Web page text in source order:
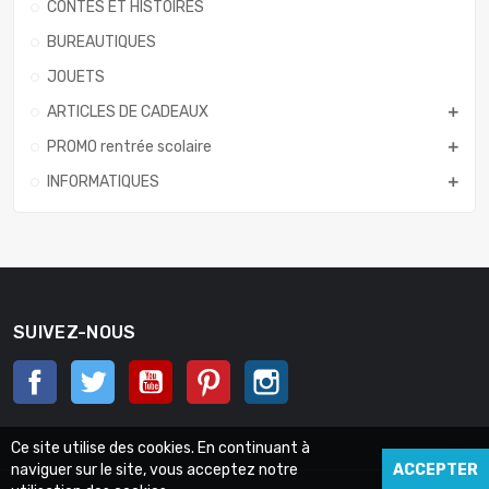
CONTES ET HISTOIRES
BUREAUTIQUES
JOUETS
ARTICLES DE CADEAUX
PROMO rentrée scolaire
INFORMATIQUES
SUIVEZ-NOUS
Facebook Twitter YouTube Pinterest
Ce site utilise des cookies. En continuant à
naviguer sur le site, vous acceptez notre
ACCEPTER